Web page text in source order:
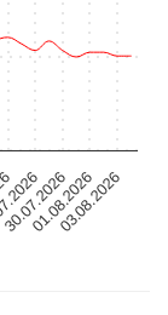
30.07.2026
01.08.2026
03.08.2026